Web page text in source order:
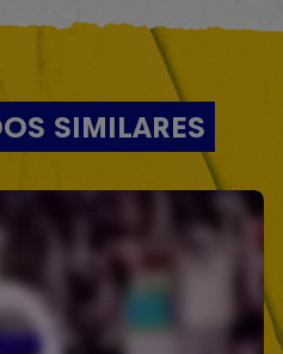
SIMILARES